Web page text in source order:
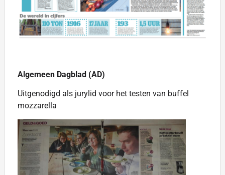
Algemeen Dagblad (AD)
Uitgenodigd als jurylid voor het testen van buffel
mozzarella